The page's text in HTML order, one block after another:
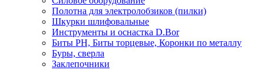
Полотна для электролобзиков (пилки)
Шкурки шлифовальные
Инструменты и оснастка D.Bor
Биты PH, Биты торцевые, Коронки по металлу
Буры, сверла
Заклепочники